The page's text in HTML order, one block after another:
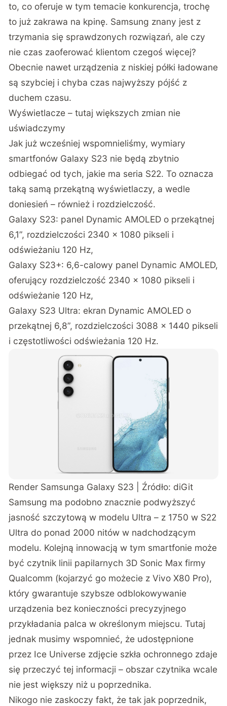
to, co oferuje w tym temacie konkurencja, trochę
to już zakrawa na kpinę. Samsung znany jest z
trzymania się sprawdzonych rozwiązań, ale czy
nie czas zaoferować klientom czegoś więcej?
Obecnie nawet urządzenia z niskiej półki ładowane
są szybciej i chyba czas najwyższy pójść z
duchem czasu.
Wyświetlacze – tutaj większych zmian nie
uświadczymy
Jak już wcześniej wspomnieliśmy, wymiary
smartfonów Galaxy S23 nie będą zbytnio
odbiegać od tych, jakie ma seria S22. To oznacza
taką samą przekątną wyświetlaczy, a wedle
doniesień – również i rozdzielczość.
Galaxy S23: panel Dynamic AMOLED o przekątnej
6,1”, rozdzielczości 2340 × 1080 pikseli i
odświeżaniu 120 Hz,
Galaxy S23+: 6,6-calowy panel Dynamic AMOLED,
oferujący rozdzielczość 2340 × 1080 pikseli i
odświeżanie 120 Hz,
Galaxy S23 Ultra: ekran Dynamic AMOLED o
przekątnej 6,8”, rozdzielczości 3088 × 1440 pikseli
i częstotliwości odświeżania 120 Hz.
Render Samsunga Galaxy S23 | Źródło: diGit
Samsung ma podobno znacznie podwyższyć
jasność szczytową w modelu Ultra – z 1750 w S22
Ultra do ponad 2000 nitów w nadchodzącym
modelu. Kolejną innowacją w tym smartfonie może
być czytnik linii papilarnych 3D Sonic Max firmy
Qualcomm (kojarzyć go możecie z Vivo X80 Pro),
który gwarantuje szybsze odblokowywanie
urządzenia bez konieczności precyzyjnego
przykładania palca w określonym miejscu. Tutaj
jednak musimy wspomnieć, że udostępnione
przez Ice Universe zdjęcie szkła ochronnego zdaje
się przeczyć tej informacji – obszar czytnika wcale
nie jest większy niż u poprzednika.
Nikogo nie zaskoczy fakt, że tak jak poprzednik,